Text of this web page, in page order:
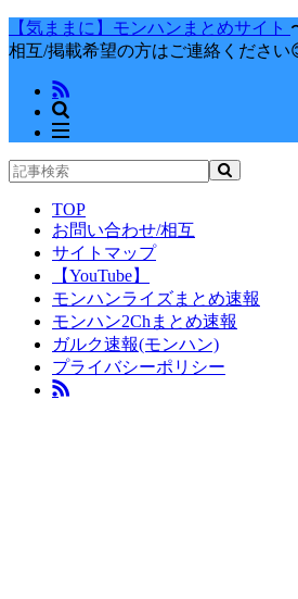
【気ままに】モンハンまとめサイト
相互/掲載希望の方はご連絡ください
TOP
お問い合わせ/相互
サイトマップ
【YouTube】
モンハンライズまとめ速報
モンハン2Chまとめ速報
ガルク速報(モンハン)
プライバシーポリシー